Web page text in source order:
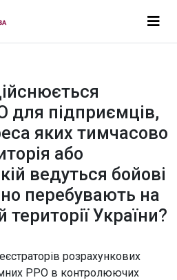
для підприємців,
яких тимчасово
або
ведуться бойові
перебувають на
території України?
розрахункових
РРО в контролюючих